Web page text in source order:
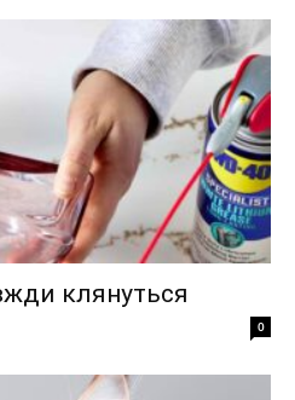
клянуться
0